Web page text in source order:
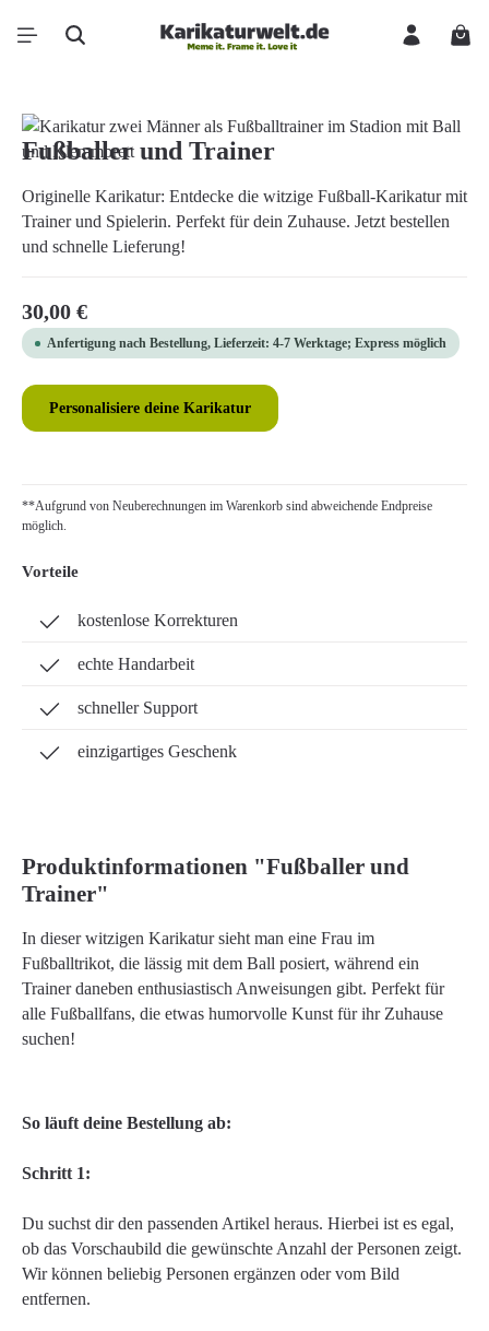
Zum Hauptinhalt springen
Bildergalerie überspringen
Fußballer und Trainer
Originelle Karikatur: Entdecke die witzige Fußball-Karikatur mit
Trainer und Spielerin. Perfekt für dein Zuhause. Jetzt bestellen
und schnelle Lieferung!
Regulärer Preis:
30,00 €
Anfertigung nach Bestellung, Lieferzeit: 4-7 Werktage; Express möglich
Personalisiere deine Karikatur
**Aufgrund von Neuberechnungen im Warenkorb sind abweichende Endpreise
möglich.
Vorteile
kostenlose Korrekturen
echte Handarbeit
schneller Support
einzigartiges Geschenk
Produktinformationen "Fußballer und
Trainer"
In dieser witzigen Karikatur sieht man eine Frau im
Fußballtrikot, die lässig mit dem Ball posiert, während ein
Trainer daneben enthusiastisch Anweisungen gibt. Perfekt für
alle Fußballfans, die etwas humorvolle Kunst für ihr Zuhause
suchen!
So läuft deine Bestellung ab:
Schritt 1:
Du suchst dir den passenden Artikel heraus. Hierbei ist es egal,
ob das Vorschaubild die gewünschte Anzahl der Personen zeigt.
Wir können beliebig Personen ergänzen oder vom Bild
entfernen.